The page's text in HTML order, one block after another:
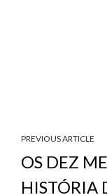
PREVIOUS ARTICLE
OS DEZ
HISTÓRIA